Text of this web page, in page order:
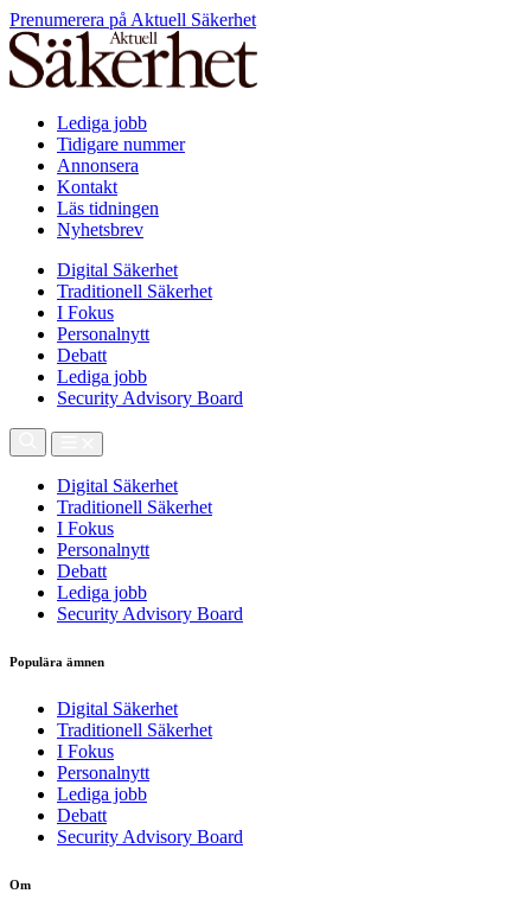
Prenumerera på Aktuell Säkerhet
Lediga jobb
Tidigare nummer
Annonsera
Kontakt
Läs tidningen
Nyhetsbrev
Digital Säkerhet
Traditionell Säkerhet
I Fokus
Personalnytt
Debatt
Lediga jobb
Security Advisory Board
Digital Säkerhet
Traditionell Säkerhet
I Fokus
Personalnytt
Debatt
Lediga jobb
Security Advisory Board
Populära ämnen
Digital Säkerhet
Traditionell Säkerhet
I Fokus
Personalnytt
Lediga jobb
Debatt
Security Advisory Board
Om